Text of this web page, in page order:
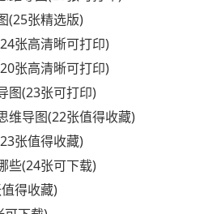
(25张精选版)
张高清晰可打印)
张高清晰可打印)
图(23张可打印)
维导图(22张值得收藏)
张值得收藏)
些(24张可下载)
得收藏)